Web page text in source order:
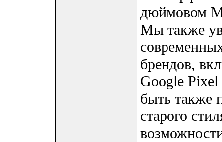
дюймовом
Мы также
брендов,
Google
быть также
старого